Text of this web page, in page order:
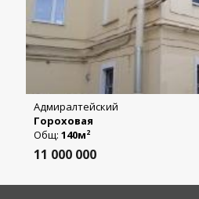
Адмиралтейский
Гороховая
Общ: 140м2
11 000 000